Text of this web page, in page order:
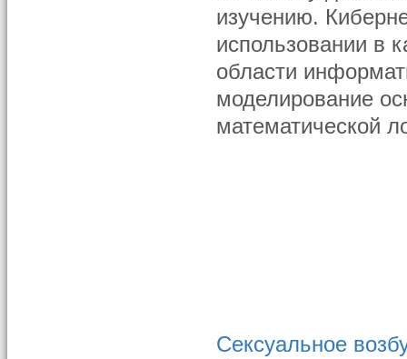
изучению.
использовании в
области
моделирование
математической
Сексуальное